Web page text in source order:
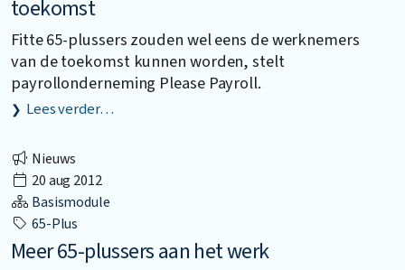
toekomst
Fitte 65-plussers zouden wel eens de werknemers
van de toekomst kunnen worden, stelt
payrollonderneming Please Payroll.
Lees verder…
Nieuws
20 aug 2012
Basismodule
65-Plus
Meer 65-plussers aan het werk